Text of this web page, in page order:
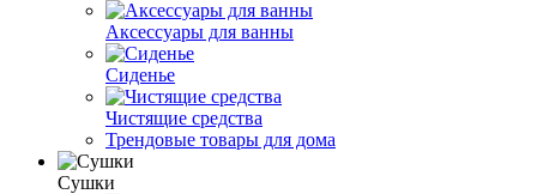
Аксессуары для ванны
Сиденье
Чистящие средства
Трендовые товары для дома
Сушки